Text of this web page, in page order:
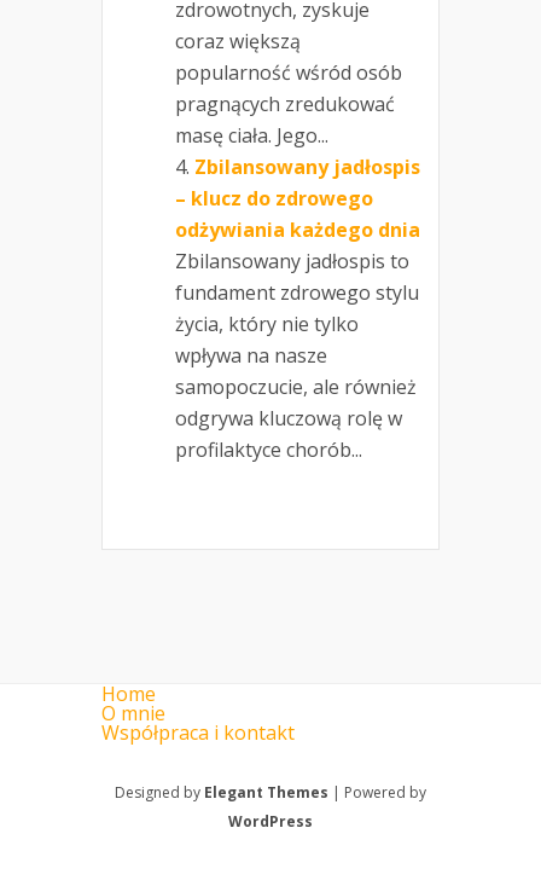
zdrowotnych, zyskuje
coraz większą
popularność wśród osób
pragnących zredukować
masę ciała. Jego...
Zbilansowany jadłospis
– klucz do zdrowego
odżywiania każdego dnia
Zbilansowany jadłospis to
fundament zdrowego stylu
życia, który nie tylko
wpływa na nasze
samopoczucie, ale również
odgrywa kluczową rolę w
profilaktyce chorób...
Home
O mnie
Współpraca i kontakt
Designed by Elegant Themes | Powered by
WordPress